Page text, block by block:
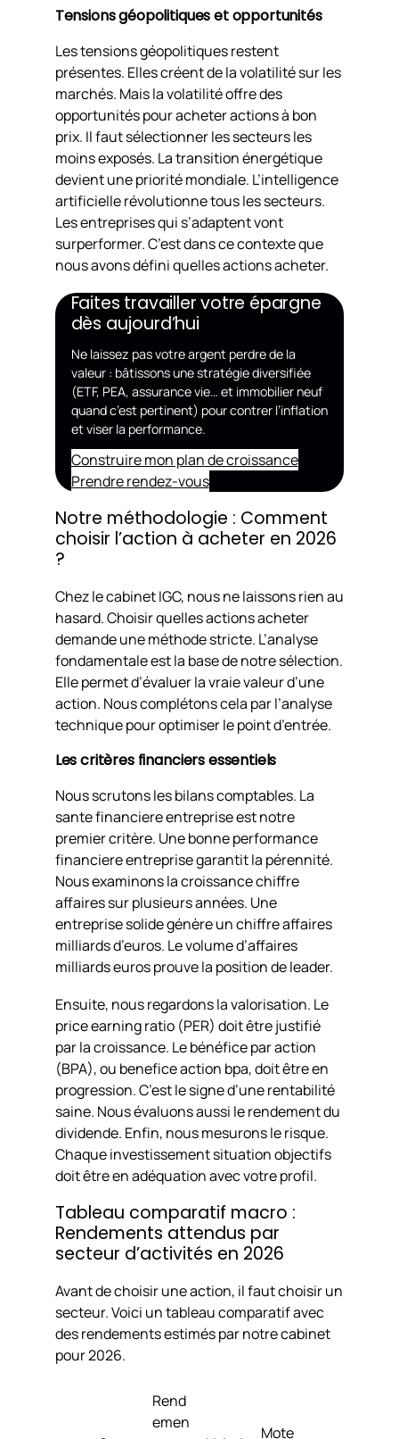
Tensions géopolitiques et opportunités
Les tensions géopolitiques restent
présentes. Elles créent de la volatilité sur les
marchés. Mais la volatilité offre des
opportunités pour acheter actions à bon
prix. Il faut sélectionner les secteurs les
moins exposés. La transition énergétique
devient une priorité mondiale. L’intelligence
artificielle révolutionne tous les secteurs.
Les entreprises qui s’adaptent vont
surperformer. C’est dans ce contexte que
nous avons défini quelles actions acheter.
Faites travailler votre épargne
dès aujourd’hui
Ne laissez pas votre argent perdre de la
valeur : bâtissons une stratégie diversifiée
(ETF, PEA, assurance vie… et immobilier neuf
quand c’est pertinent) pour contrer l’inflation
et viser la performance.
Construire mon plan de croissance
Prendre rendez-vous
Notre méthodologie : Comment
choisir l’action à acheter en 2026
?
Chez le cabinet IGC, nous ne laissons rien au
hasard. Choisir quelles actions acheter
demande une méthode stricte. L’analyse
fondamentale est la base de notre sélection.
Elle permet d’évaluer la vraie valeur d’une
action. Nous complétons cela par l’analyse
technique pour optimiser le point d’entrée.
Les critères financiers essentiels
Nous scrutons les bilans comptables. La
sante financiere entreprise est notre
premier critère. Une bonne performance
financiere entreprise garantit la pérennité.
Nous examinons la croissance chiffre
affaires sur plusieurs années. Une
entreprise solide génère un chiffre affaires
milliards d’euros. Le volume d’affaires
milliards euros prouve la position de leader.
Ensuite, nous regardons la valorisation. Le
price earning ratio (PER) doit être justifié
par la croissance. Le bénéfice par action
(BPA), ou benefice action bpa, doit être en
progression. C’est le signe d’une rentabilité
saine. Nous évaluons aussi le rendement du
dividende. Enfin, nous mesurons le risque.
Chaque investissement situation objectifs
doit être en adéquation avec votre profil.
Tableau comparatif macro :
Rendements attendus par
secteur d’activités en 2026
Avant de choisir une action, il faut choisir un
secteur. Voici un tableau comparatif avec
des rendements estimés par notre cabinet
pour 2026.
Rend
emen
Mote